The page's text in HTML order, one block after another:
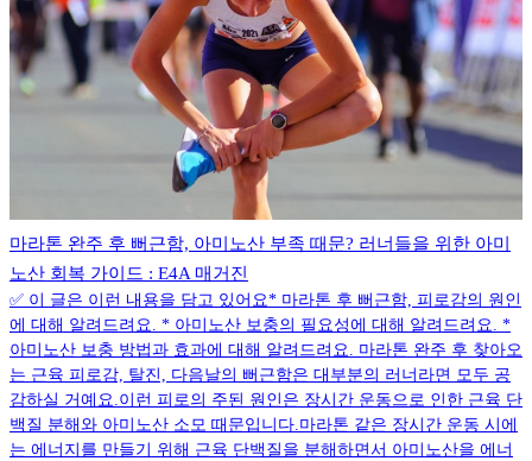
마라톤 완주 후 뻐근함, 아미노산 부족 때문? 러너들을 위한 아미
노산 회복 가이드 : E4A 매거진
✅ 이 글은 이런 내용을 담고 있어요* 마라톤 후 뻐근함, 피로감의 원인
에 대해 알려드려요. * 아미노산 보충의 필요성에 대해 알려드려요. *
아미노산 보충 방법과 효과에 대해 알려드려요. 마라톤 완주 후 찾아오
는 근육 피로감, 탈진, 다음날의 뻐근함은 대부분의 러너라면 모두 공
감하실 거예요.이런 피로의 주된 원인은 장시간 운동으로 인한 근육 단
백질 분해와 아미노산 소모 때문입니다.마라톤 같은 장시간 운동 시에
는 에너지를 만들기 위해 근육 단백질을 분해하면서 아미노산을 에너